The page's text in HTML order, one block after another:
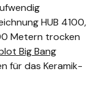
HUB 4100,
Metern trocken
Big Bang
für das Keramik-